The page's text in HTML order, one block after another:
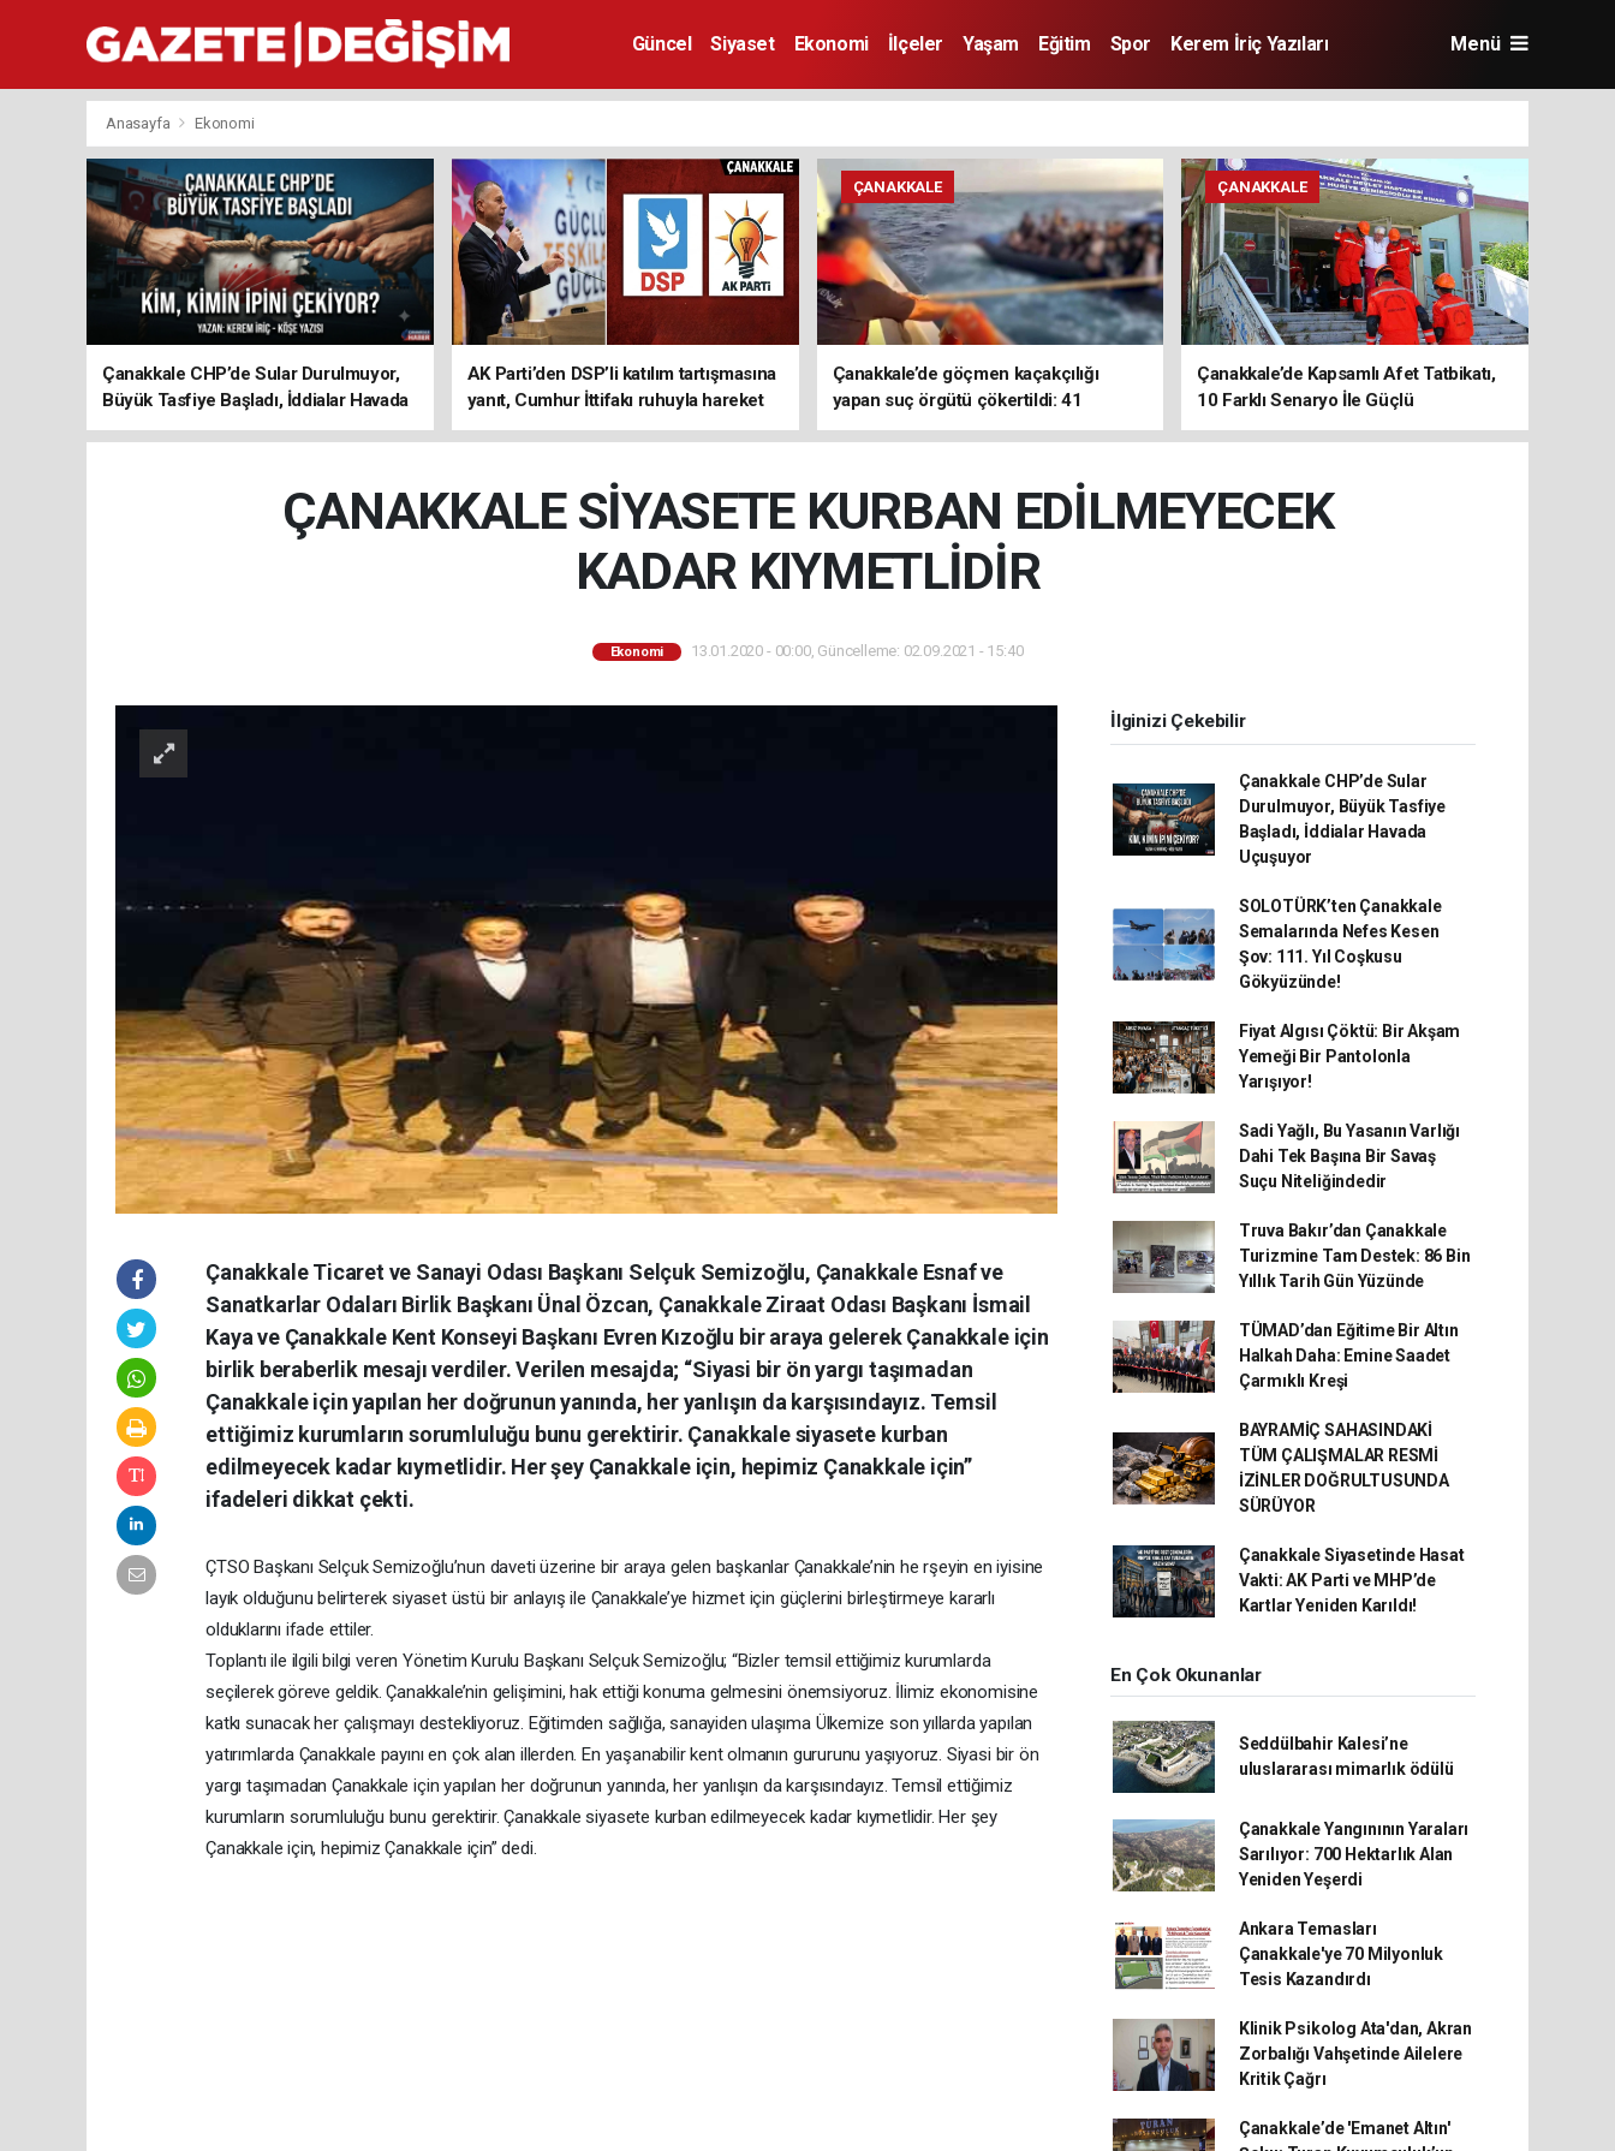
Güncel Siyaset Ekonomi İlçeler Yaşam Eğitim Spor Kerem İriç Yazıları Menü
Anasayfa Ekonomi
Çanakkale CHP’de Sular Durulmuyor,
Büyük Tasfiye Başladı, İddialar Havada
Uçuşuyor
AK Parti’den DSP’li katılım tartışmasına
yanıt, Cumhur İttifakı ruhuyla hareket
ediyoruz
ÇANAKKALE
Çanakkale’de göçmen kaçakçılığı
yapan suç örgütü çökertildi: 41
tutuklama
ÇANAKKALE
Çanakkale’de Kapsamlı Afet Tatbikatı,
10 Farklı Senaryo İle Güçlü
Koordinasyon
ÇANAKKALE SİYASETE KURBAN EDİLMEYECEK
KADAR KIYMETLİDİR
Ekonomi 13.01.2020 - 00:00, Güncelleme: 02.09.2021 - 15:40
Çanakkale Ticaret ve Sanayi Odası Başkanı Selçuk Semizoğlu, Çanakkale Esnaf ve
Sanatkarlar Odaları Birlik Başkanı Ünal Özcan, Çanakkale Ziraat Odası Başkanı İsmail
Kaya ve Çanakkale Kent Konseyi Başkanı Evren Kızoğlu bir araya gelerek Çanakkale için
birlik beraberlik mesajı verdiler. Verilen mesajda; “Siyasi bir ön yargı taşımadan
Çanakkale için yapılan her doğrunun yanında, her yanlışın da karşısındayız. Temsil
ettiğimiz kurumların sorumluluğu bunu gerektirir. Çanakkale siyasete kurban
edilmeyecek kadar kıymetlidir. Her şey Çanakkale için, hepimiz Çanakkale için”
ifadeleri dikkat çekti.
ÇTSO Başkanı Selçuk Semizoğlu’nun daveti üzerine bir araya gelen başkanlar Çanakkale’nin he rşeyin en iyisine
layık olduğunu belirterek siyaset üstü bir anlayış ile Çanakkale’ye hizmet için güçlerini birleştirmeye kararlı
olduklarını ifade ettiler.
Toplantı ile ilgili bilgi veren Yönetim Kurulu Başkanı Selçuk Semizoğlu; “Bizler temsil ettiğimiz kurumlarda
seçilerek göreve geldik. Çanakkale’nin gelişimini, hak ettiği konuma gelmesini önemsiyoruz. İlimiz ekonomisine
katkı sunacak her çalışmayı destekliyoruz. Eğitimden sağlığa, sanayiden ulaşıma Ülkemize son yıllarda yapılan
yatırımlarda Çanakkale payını en çok alan illerden. En yaşanabilir kent olmanın gururunu yaşıyoruz. Siyasi bir ön
yargı taşımadan Çanakkale için yapılan her doğrunun yanında, her yanlışın da karşısındayız. Temsil ettiğimiz
kurumların sorumluluğu bunu gerektirir. Çanakkale siyasete kurban edilmeyecek kadar kıymetlidir. Her şey
Çanakkale için, hepimiz Çanakkale için” dedi.
İlginizi Çekebilir
Çanakkale CHP’de Sular
Durulmuyor, Büyük Tasfiye
Başladı, İddialar Havada
Uçuşuyor
SOLOTÜRK’ten Çanakkale
Semalarında Nefes Kesen
Şov: 111. Yıl Coşkusu
Gökyüzünde!
Fiyat Algısı Çöktü: Bir Akşam
Yemeği Bir Pantolonla
Yarışıyor!
Sadi Yağlı, Bu Yasanın Varlığı
Dahi Tek Başına Bir Savaş
Suçu Niteliğindedir
Truva Bakır’dan Çanakkale
Turizmine Tam Destek: 86 Bin
Yıllık Tarih Gün Yüzünde
TÜMAD’dan Eğitime Bir Altın
Halkah Daha: Emine Saadet
Çarmıklı Kreşi
BAYRAMİÇ SAHASINDAKİ
TÜM ÇALIŞMALAR RESMİ
İZİNLER DOĞRULTUSUNDA
SÜRÜYOR
Çanakkale Siyasetinde Hasat
Vakti: AK Parti ve MHP’de
Kartlar Yeniden Karıldı!
En Çok Okunanlar
Seddülbahir Kalesi’ne
uluslararası mimarlık ödülü
Çanakkale Yangınının Yaraları
Sarılıyor: 700 Hektarlık Alan
Yeniden Yeşerdi
Ankara Temasları
Çanakkale'ye 70 Milyonluk
Tesis Kazandırdı
Klinik Psikolog Ata'dan, Akran
Zorbalığı Vahşetinde Ailelere
Kritik Çağrı
Çanakkale’de 'Emanet Altın'